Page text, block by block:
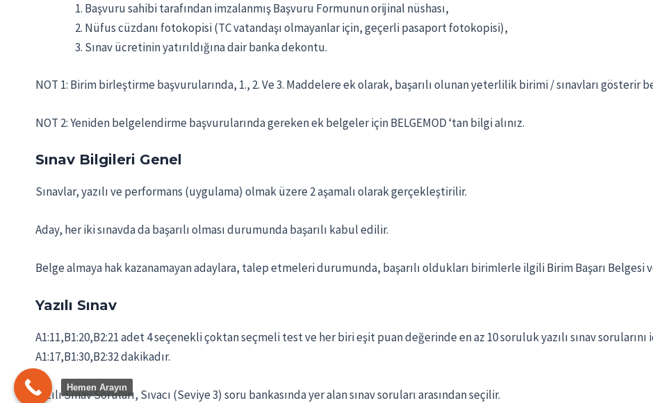
Başvuru sahibi tarafından imzalanmış Başvuru Formunun orijinal nüshası,
Nüfus cüzdanı fotokopisi (TC vatandaşı olmayanlar için, geçerli pasaport fotokopisi),
Sınav ücretinin yatırıldığına dair banka dekontu.
NOT 1: Birim birleştirme başvurularında, 1., 2. Ve 3. Maddelere ek olarak, başarılı olunan yeterlilik birimi / sınavları gösterir
NOT 2: Yeniden belgelendirme başvurularında gereken ek belgeler için BELGEMOD ‘tan bilgi alınız.
Sınav Bilgileri Genel
Sınavlar, yazılı ve performans (uygulama) olmak üzere 2 aşamalı olarak gerçekleştirilir.
Aday, her iki sınavda da başarılı olması durumunda başarılı kabul edilir.
Belge almaya hak kazanamayan adaylara, talep etmeleri durumunda, başarılı oldukları birimlerle ilgili Birim Başarı Belgesi
Yazılı Sınav
A1:11,B1:20,B2:21 adet 4 seçenekli çoktan seçmeli test ve her biri eşit puan değerinde en az 10 soruluk yazılı sınav sorularını
A1:17,B1:30,B2:32 dakikadır.
Yazılı Sınav Soruları, Sıvacı (Seviye 3) soru bankasında yer alan sınav soruları arasından seçilir.
Hemen Arayın